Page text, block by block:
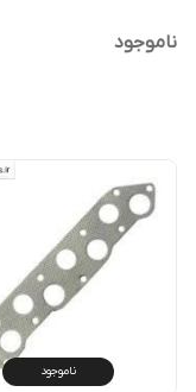
ناموجود
ناموجود